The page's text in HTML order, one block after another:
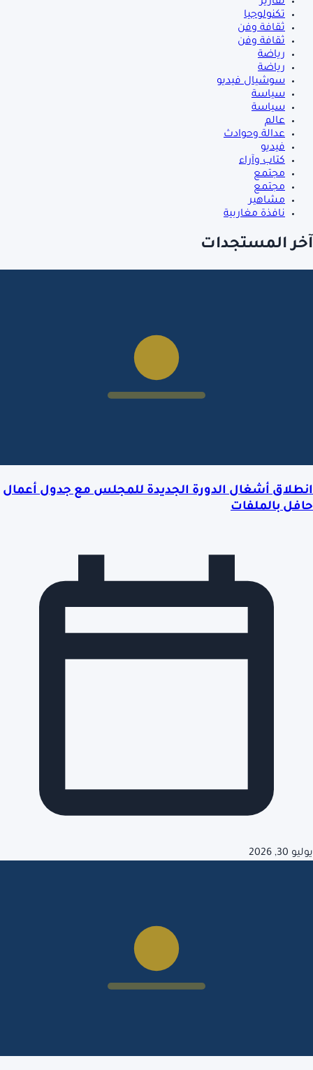
تكنولوجيا
ثقافة وفن
ثقافة وفن
رياضة
رياضة
سوشيال فيديو
سياسة
سياسة
عالم
عدالة وحوادث
فيديو
كتاب وآراء
مجتمع
مجتمع
مشاهير
نافذة مغاربية
آخر المستجدات
انطلاق أشغال الدورة الجديدة للمجلس مع جدول أعمال
حافل بالملفات
يوليو 30, 2026